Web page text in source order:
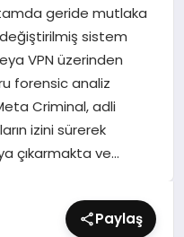
geride mutlaka
değiştirilmiş sistem
VPN üzerinden
forensic analiz
Criminal, adli
izini sürerek
çıkarmakta ve…
Paylaş